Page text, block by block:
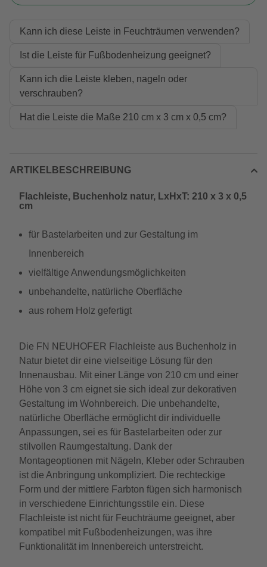
Kann ich diese Leiste in Feuchträumen verwenden?
Ist die Leiste für Fußbodenheizung geeignet?
Kann ich die Leiste kleben, nageln oder
verschrauben?
Hat die Leiste die Maße 210 cm x 3 cm x 0,5 cm?
ARTIKELBESCHREIBUNG
Flachleiste, Buchenholz natur, LxHxT: 210 x 3 x 0,5
cm
für Bastelarbeiten und zur Gestaltung im
Innenbereich
vielfältige Anwendungsmöglichkeiten
unbehandelte, natürliche Oberfläche
aus rohem Holz gefertigt
Die FN NEUHOFER Flachleiste aus Buchenholz in
Natur bietet dir eine vielseitige Lösung für den
Innenausbau. Mit einer Länge von 210 cm und einer
Höhe von 3 cm eignet sie sich ideal zur dekorativen
Gestaltung im Wohnbereich. Die unbehandelte,
natürliche Oberfläche ermöglicht dir individuelle
Anpassungen, sei es für Bastelarbeiten oder zur
stilvollen Raumgestaltung. Dank der
Montageoptionen mit Nägeln, Kleber oder Schrauben
ist die Anbringung unkompliziert. Die rechteckige
Form und der mittlere Farbton fügen sich harmonisch
in verschiedene Einrichtungsstile ein. Diese
Flachleiste ist nicht für Feuchträume geeignet, aber
kompatibel mit Fußbodenheizungen, was ihre
Funktionalität im Innenbereich unterstreicht.